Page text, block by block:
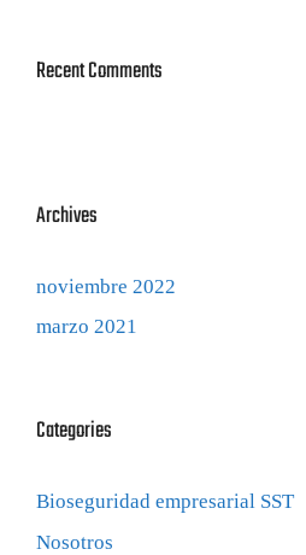
Recent Comments
Archives
noviembre 2022
marzo 2021
Categories
Bioseguridad empresarial SST
Nosotros